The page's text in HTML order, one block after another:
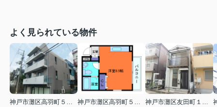
よく見られている物件
神戸市灘区高羽町５丁目
神戸市灘区高羽町５丁目
神戸市灘区友田町１丁目